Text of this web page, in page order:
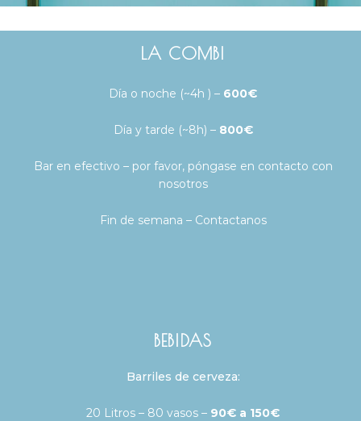
LA COMBI
Día o noche (~4h ) – 600€
Día y tarde (~8h) – 800€
Bar en efectivo – por favor, póngase en contacto con
nosotros
Fin de semana – Contactanos
BEBIDAS
Barriles de cerveza:
20 Litros – 80 vasos – 90€ a 150€